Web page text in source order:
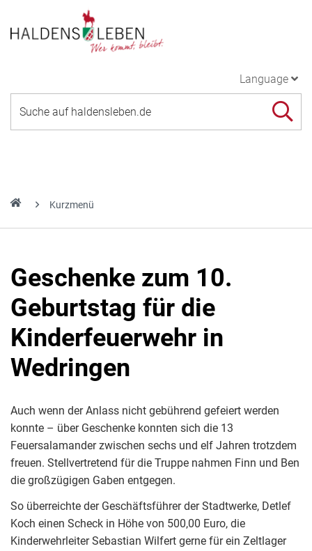
Language
Kurzmenü
Geschenke zum 10.
Geburtstag für die
Kinderfeuerwehr in
Wedringen
Auch wenn der Anlass nicht gebührend gefeiert werden
konnte – über Geschenke konnten sich die 13
Feuersalamander zwischen sechs und elf Jahren trotzdem
freuen. Stellvertretend für die Truppe nahmen Finn und Ben
die großzügigen Gaben entgegen.
So überreichte der Geschäftsführer der Stadtwerke, Detlef
Koch einen Scheck in Höhe von 500,00 Euro, die
Kinderwehrleiter Sebastian Wilfert gerne für ein Zeltlager